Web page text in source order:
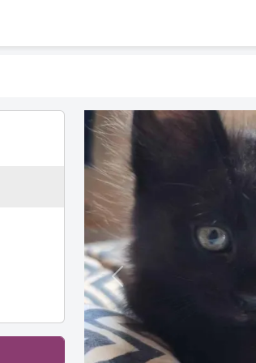
Previous